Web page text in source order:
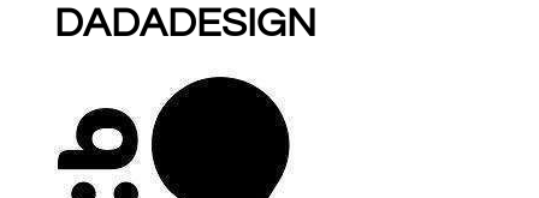
DADADESIGN